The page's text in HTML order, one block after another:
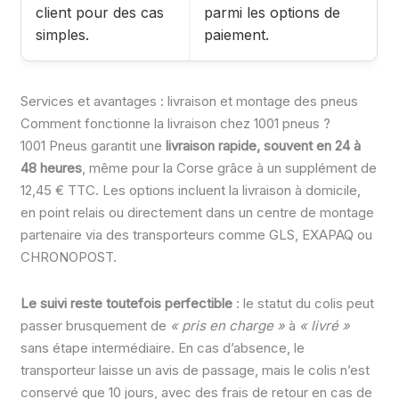
client pour des cas
simples.
parmi les options de
paiement.
Services et avantages : livraison et montage des pneus
Comment fonctionne la livraison chez 1001 pneus ?
1001 Pneus garantit unelivraison rapide, souvent en 24 à
48 heures, même pour la Corse grâce à un supplément de
12,45 € TTC. Les options incluent la livraison à domicile,
en point relais ou directement dans un centre de montage
partenaire via des transporteurs comme GLS, EXAPAQ ou
CHRONOPOST.
Le suivi reste toutefois perfectible : le statut du colis peut
passer brusquement de « pris en charge » à « livré »
sans étape intermédiaire. En cas d’absence, le
transporteur laisse un avis de passage, mais le colis n’est
conservé que 10 jours, avec des frais de retour en cas de